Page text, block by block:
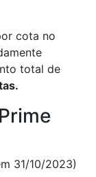
cota no
total de
31/10/2023)